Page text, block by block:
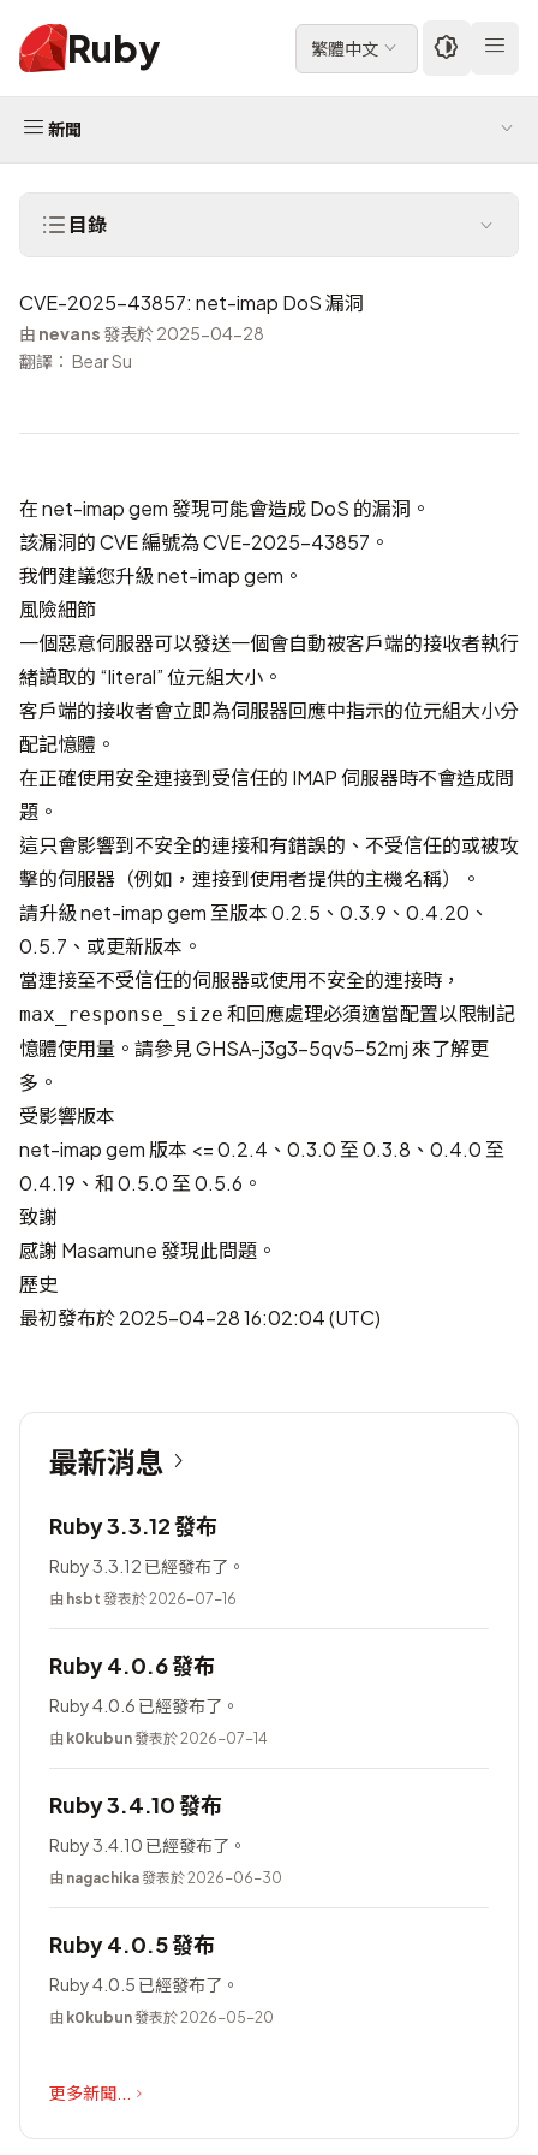
Ruby 繁體中文
新聞
目錄
CVE-2025-43857: net-imap DoS 漏洞
由 nevans發表於 2025-04-28
翻譯： Bear Su
在 net-imap gem 發現可能會造成 DoS 的漏洞。
該漏洞的 CVE 編號為CVE-2025-43857 。
我們建議您升級 net-imap gem。
風險細節
一個惡意伺服器可以發送一個會自動被客戶端的接收者執行
緒讀取的 “literal” 位元組大小。
客戶端的接收者會立即為伺服器回應中指示的位元組大小分
配記憶體。
在正確使用安全連接到受信任的 IMAP 伺服器時不會造成問
題。
這只會影響到不安全的連接和有錯誤的、不受信任的或被攻
擊的伺服器（例如，連接到使用者提供的主機名稱）。
請升級 net-imap gem 至版本 0.2.5、0.3.9、0.4.20、
0.5.7、或更新版本。
當連接至不受信任的伺服器或使用不安全的連接時，
max_response_size 和回應處理必須適當配置以限制記
憶體使用量。請參見GHSA-j3g3-5qv5-52mj來了解更
多。
受影響版本
net-imap gem 版本 <= 0.2.4、0.3.0 至 0.3.8、0.4.0 至
0.4.19、和 0.5.0 至 0.5.6。
致謝
感謝 Masamune發現此問題。
歷史
最初發布於 2025-04-28 16:02:04 (UTC)
最新消息
Ruby 3.3.12 發布
Ruby 3.3.12 已經發布了。
由 hsbt 發表於 2026-07-16
Ruby 4.0.6 發布
Ruby 4.0.6 已經發布了。
由 k0kubun發表於 2026-07-14
Ruby 3.4.10 發布
Ruby 3.4.10 已經發布了。
由 nagachika發表於 2026-06-30
Ruby 4.0.5 發布
Ruby 4.0.5 已經發布了。
由 k0kubun發表於 2026-05-20
更多新聞...